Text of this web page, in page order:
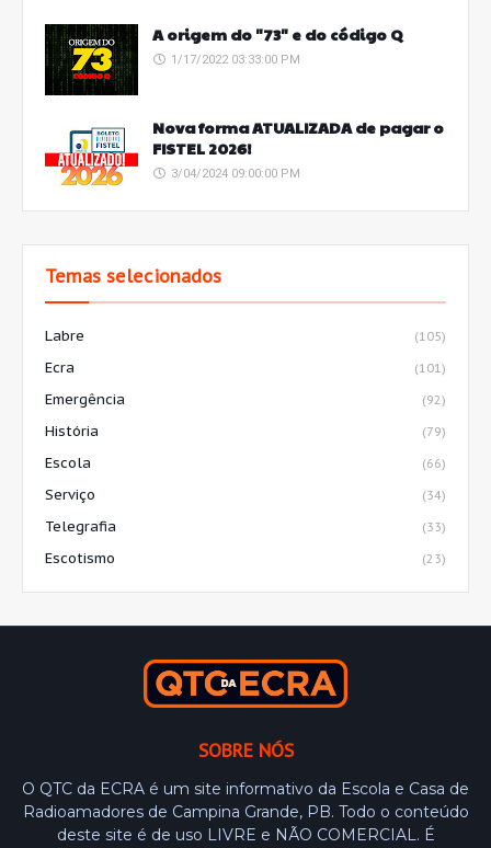
A origem do "73" e do código Q
1/17/2022 03:33:00 PM
Nova forma ATUALIZADA de pagar o
FISTEL 2026!
3/04/2024 09:00:00 PM
Temas selecionados
Labre (105)
Ecra (101)
Emergência (92)
História (79)
Escola (66)
Serviço (34)
Telegrafia (33)
Escotismo (23)
SOBRE NÓS
O QTC da ECRA é um site informativo da Escola e Casa de
Radioamadores de Campina Grande, PB. Todo o conteúdo
deste site é de uso LIVRE e NÃO COMERCIAL. É